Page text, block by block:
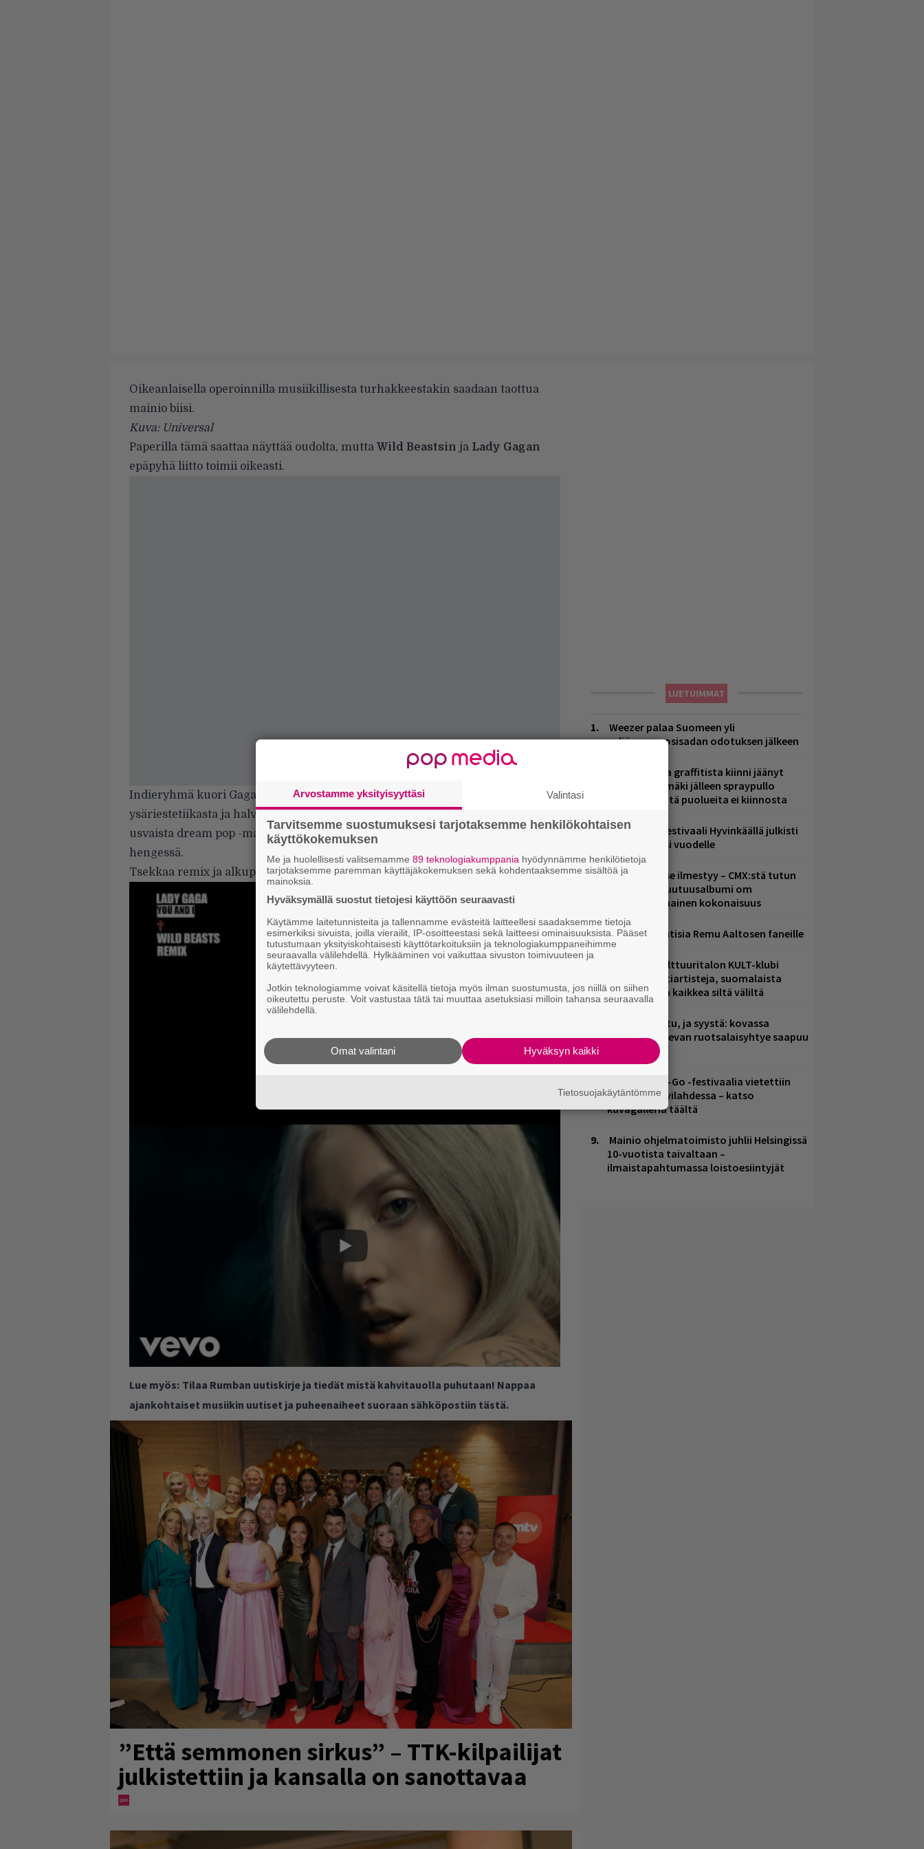
Oikeanlaisella operoinnilla musiikillisesta turhakkeestakin saadaan taottua
mainio biisi.
Kuva: Universal
Paperilla tämä saattaa näyttää oudolta, mutta Wild Beastsin ja Lady Gagan
epäpyhä liitto toimii oikeasti.
Indieryhmä kuori Gagan Yoü And I-kappaleen kaikesta höpöpop-kuonasta,
ysäriestetiikasta ja halvasta kimalteesta. Tuloksena on koukuttavaa mutta
usvaista dream pop -maisemaa Wild Beastsin edellisen
Smother
hengessä.
Tsekkaa remix ja alkuperäinen video alta.
Lue myös: Tilaa Rumban uutiskirje ja tiedät mistä kahvitauolla puhutaan! Nappaa
ajankohtaiset musiikin uutiset ja puheenaiheet suoraan sähköpostiin tästä.
”Että semmonen sirkus” – TTK-kilpailijat
julkistettiin ja kansalla on sanottavaa
LUETUIMMAT
Weezer palaa Suomeen yli
neljännesvuosisadan odotuksen jälkeen
Laittomasta graffitista kiinni jäänyt
Paavo Arhinmäki jälleen spraypullo
kädessä – näitä puolueita ei kiinnosta
Äärimetallifestivaali Hyvinkäällä julkisti
esiintyjiä ensi vuodelle
Huomenna se ilmestyy – CMX:stä tutun
A.W. Yrjänän uutuusalbumi om
mammuttimainen kokonaisuus
Mainioita uutisia Remu Aaltosen faneille
Helsingin Kulttuuritalon KULT-klubi
tarjoaa kulttiartisteja, suomalaista
osaamista ja kaikkea siltä väliltä
Kent mainittu, ja syystä: kovassa
nosteessa olevan ruotsalaisyhtye saapuu
Jytäkesä Go-Go -festivaalia vietettiin
Helsingin Suvilahdessa – katso
kuvagalleria täältä
Mainio ohjelmatoimisto juhlii Helsingissä
10-vuotista taivaltaan –
ilmaistapahtumassa loistoesiintyjät
Arvostamme yksityisyyttäsi Valintasi
Tarvitsemme suostumuksesi tarjotaksemme henkilökohtaisen
käyttökokemuksen
Me ja huolellisesti valitsemamme 89 teknologiakumppania hyödynnämme henkilötietoja
tarjotaksemme paremman käyttäjäkokemuksen sekä kohdentaaksemme sisältöä ja
mainoksia.
Hyväksymällä suostut tietojesi käyttöön seuraavasti
Käytämme laitetunnisteita ja tallennamme evästeitä laitteellesi saadaksemme tietoja
esimerkiksi sivuista, joilla vierailit, IP-osoitteestasi sekä laitteesi ominaisuuksista. Pääset
tutustumaan yksityiskohtaisesti käyttötarkoituksiin ja teknologiakumppaneihimme
seuraavalla välilehdellä. Hylkääminen voi vaikuttaa sivuston toimivuuteen ja
käytettävyyteen.
Jotkin teknologiamme voivat käsitellä tietoja myös ilman suostumusta, jos niillä on siihen
oikeutettu peruste. Voit vastustaa tätä tai muuttaa asetuksiasi milloin tahansa seuraavalla
välilehdellä.
Hyväksyn kaikki
Omat valintani
Tietosuojakäytäntömme